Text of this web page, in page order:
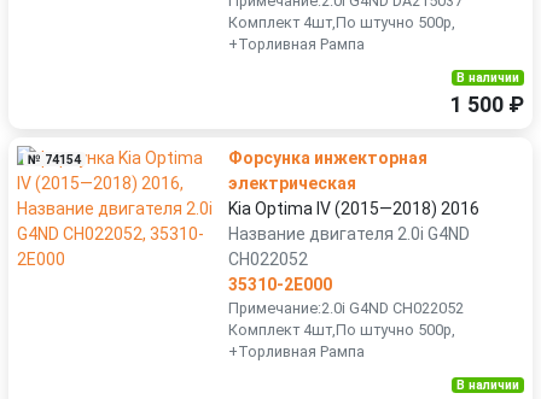
Комплект 4шт,По штучно 500р,
+Торливная Рампа
В наличии
1 500 ₽
№ 74154
Форсунка инжекторная
электрическая
Kia Optima IV (2015—2018) 2016
Название двигателя 2.0i G4ND
CH022052
35310-2E000
Примечание:2.0i G4ND CH022052
Комплект 4шт,По штучно 500р,
+Торливная Рампа
В наличии